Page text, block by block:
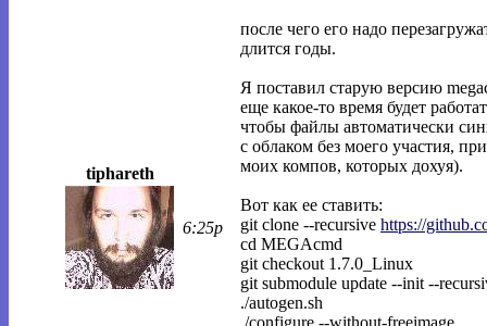
tiphareth
6:25p
после чего его надо
длится годы.
Я поставил старую версию
еще какое-то время будет
чтобы файлы автоматически
с облаком без моего участия,
моих компов, которых дохуя).
Вот как ее ставить:
git clone --recursive https://
cd MEGAcmd
git checkout 1.7.0_Linux
git submodule update --init --
./autogen.sh
./configure --without-freeimage